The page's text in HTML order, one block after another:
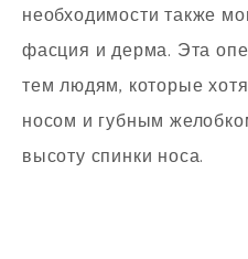
необходимости также
фасция и дерма. Эта
тем людям, которые
носом и губным
высоту спинки носа.